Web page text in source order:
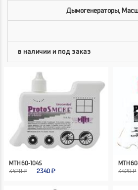
Дымогенераторы,
MTH 60-1045
3420 ₽
2340
MTH
3420 ₽